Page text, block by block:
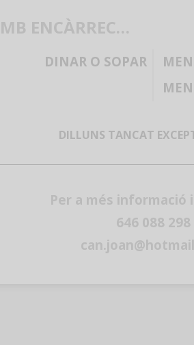
ENCÀRREC…
DINAR O SOPAR
DILLUNS TANCAT
Per a més informació
646 088 298